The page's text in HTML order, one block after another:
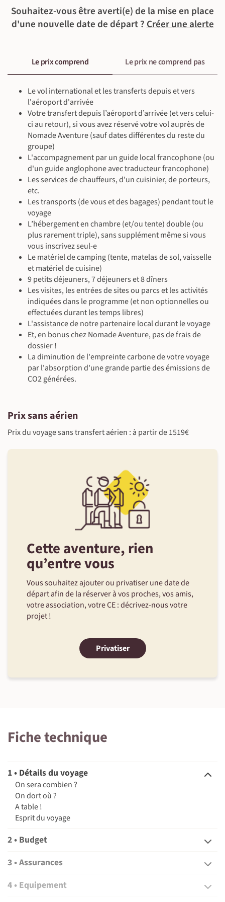
Souhaitez-vous être averti(e) de la mise en place
d'une nouvelle date de départ ?Créer une alerte
Le prix comprend Le prix ne comprend pas
Le vol international et les transferts depuis et vers
l'aéroport d'arrivée
Votre transfert depuis l’aéroport d’arrivée (et vers celui-
ci au retour), si vous avez réservé votre vol auprès de
Nomade Aventure (sauf dates différentes du reste du
groupe)
L'accompagnement par un guide local francophone (ou
d'un guide anglophone avec traducteur francophone)
Les services de chauffeurs, d'un cuisinier, de porteurs,
etc.
Les transports (de vous et des bagages) pendant tout le
voyage
L’hébergement en chambre (et/ou tente) double (ou
plus rarement triple), sans supplément même si vous
vous inscrivez seul-e
Le matériel de camping (tente, matelas de sol, vaisselle
et matériel de cuisine)
9 petits déjeuners, 7 déjeuners et 8 dîners
Les visites, les entrées de sites ou parcs et les activités
indiquées dans le programme (et non optionnelles ou
effectuées durant les temps libres)
L'assistance de notre partenaire local durant le voyage
Et, en bonus chez Nomade Aventure, pas de frais de
dossier !
La diminution de l'empreinte carbone de votre voyage
par l'absorption d'une grande partie des émissions de
CO2 générées.
Prix sans aérien
Prix du voyage sans transfert aérien : à partir de 1519€
Cette aventure, rien
qu’entre vous
Vous souhaitez ajouter ou privatiser une date de
départ afin de la réserver à vos proches, vos amis,
votre association, votre CE : décrivez-nous votre
projet !
Privatiser
Fiche technique
1 • Détails du voyage
On sera combien ?
On dort où ?
A table !
Esprit du voyage
2 • Budget
3 • Assurances
4 • Equipement